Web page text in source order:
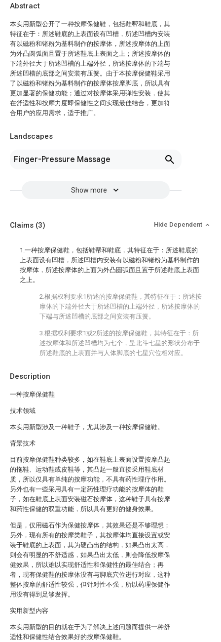
Abstract
本实用新型公开了一种按摩保健鞋，包括鞋帮和鞋底，其
特征在于：所述鞋底的上表面设有凹槽，所述凹槽内安装
有以磁粉和锗粉为基料制作的按摩体，所述按摩体的上面
为外凸圆弧面且置于所述鞋底上表面之上；所述按摩体的
下端外径大于所述凹槽的上端外径，所述按摩体的下端与
所述凹槽的底部之间安装有压簧。由于本按摩保健鞋采用
了以磁粉和锗粉为基料制作的按摩体按摩脚底，所以具有
更加显著的保健功能；通过对按摩体采用弹性安装，使其
在舒适性和按摩力度即保健性之间实现最佳结合，更加符
合用户的应用需求，适于推广。
Landscapes
Finger-Pressure Massage
Show more
Description
一种按摩保健鞋
技术领域
本实用新型涉及一种鞋子，尤其涉及一种按摩保健鞋。
背景技术
目前按摩保健鞋种类较多，如在鞋底上表面设置按摩凸起
的拖鞋、运动鞋或皮鞋等，其凸起一般直接采用鞋底材
质，所以仅具有单纯的按摩功能，不具有药性理疗作用。
另外也有一些采用具有一定药性理疗功能的按摩体的鞋
子，如在鞋底上表面安装磁石按摩体，这种鞋子具有按摩
和药性保健的双重功能，所以具有更好的健身效果。
但是，仅用磁石作为保健按摩体，其效果还是不够理想；
另外，现有所有的按摩类鞋子，其按摩体均直接设置或安
装于鞋底的上表面，其为硬凸出的结构，如果凸出太高，
则会有明显的不舒适感，如果凸出太低，则会降低按摩保
健效果，所以难以实现舒适性和保健性的最佳结合；再
者，现有保健鞋的按摩体没有与脚底穴位进行对应，这种
整体按摩的舒适性较强，但针对性不强，所以药理保健作
用没有得到足够发挥。
实用新型内容
本实用新型的目的就在于为了解决上述问题而提供一种舒
适性和保健性结合效果好的按摩保健鞋。
Claims (3) Hide Dependent
1.一种按摩保健鞋，包括鞋帮和鞋底，其特征在于：所述鞋底的
上表面设有凹槽，所述凹槽内安装有以磁粉和锗粉为基料制作的
按摩体，所述按摩体的上面为外凸圆弧面且置于所述鞋底上表面
之上。
2.根据权利要求1所述的按摩保健鞋，其特征在于：所述按
摩体的下端外径大于所述凹槽的上端外径，所述按摩体的
下端与所述凹槽的底部之间安装有压簧。
3.根据权利要求1或2所述的按摩保健鞋，其特征在于：所
述按摩体和所述凹槽均为七个，呈北斗七星的形状分布于
所述鞋底的上表面并与人体脚底的七星穴位相对应。